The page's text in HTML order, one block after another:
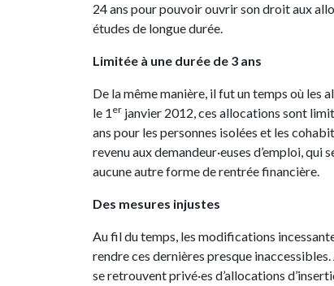
24 ans pour pouvoir ouvrir son droit aux
études de longue durée.
Limitée à une durée de 3 ans
De la même manière, il fut un temps où les
le 1 er janvier 2012, ces allocations sont
ans pour les personnes isolées et les
revenu aux demandeur·euses d’emploi, qui
aucune autre forme de rentrée financière.
Des mesures injustes
Au fil du temps, les modifications
rendre ces dernières presque
se retrouvent privé·es d’allocations